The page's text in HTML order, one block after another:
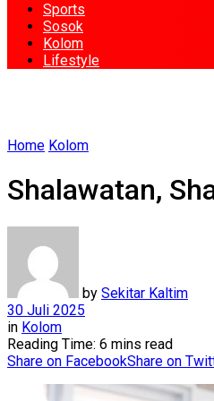
Sports
Sosok
Kolom
Lifestyle
Home Kolom
Shalawatan,
by Sekitar Kaltim
30 Juli 2025
in Kolom
Reading Time: 6 mins read
Share on FacebookShare on